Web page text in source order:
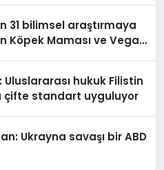
31 bilimsel araştırmaya
Köpek Maması ve Vegan
hukuk Filistin
çifte standart uyguluyor
Ukrayna savaşı bir ABD